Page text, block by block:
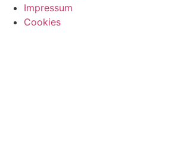
Impressum
Cookies